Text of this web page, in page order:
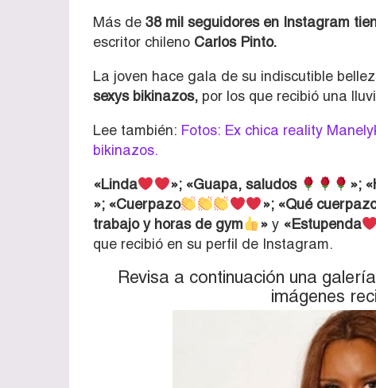
Más de 38 mil seguidores en Instagram
escritor chileno Carlos Pinto.
La joven hace gala de su indiscutible
sexys bikinazos, por los que recibió una
Lee también: Fotos: Ex chica reality
bikinazos.
«Linda »; «Guapa, saludos »;
»; «Cuerpazo
»; «Qué
trabajo y horas de gym
» y«Estupenda
que recibió en su perfil de Instagram.
Revisa a continuación una
imágenes